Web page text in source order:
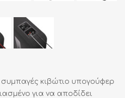
συμπαγές κιβώτιο υπογούφερ
για να αποδίδει